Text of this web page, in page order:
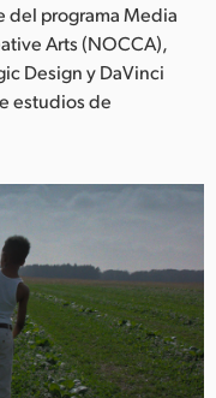
del programa Media
Arts (NOCCA),
Design y DaVinci
estudios de